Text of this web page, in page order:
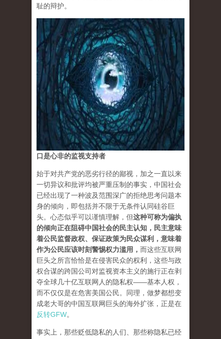
耻的辩护。
口是心非的监视支持者
始于对共产党的恶劣行径的鄙视，加之一直以来
一切异议和批评均被严重压制的事实，中国社会
已经出现了一种波及范围深广的拒绝思考问题本
身的倾向，即包括并不限于无条件认同硅谷巨
头。心态似乎可以谨慎理解，但这种可称为偏执
的倾向正在阻碍中国社会的民主认知，民主意味
着公民监督政权、保证政策为民众谋利，意味着
作为公民应该时刻警惕权力滥用， 而这些互联网
巨头之所言恰恰是在侵害民众的权利，这些与政
权合谋的跨国公司对监视资本主义的施行正在剥
夺全球几十亿互联网人的隐私权——基本人权，
而不仅仅是在危害美国公民。同理，做梦都想变
成老大哥的中国互联网巨头的海外扩张，正是在
反转GFW。
事实上，那些贬低隐私的人们、那些称隐私已经